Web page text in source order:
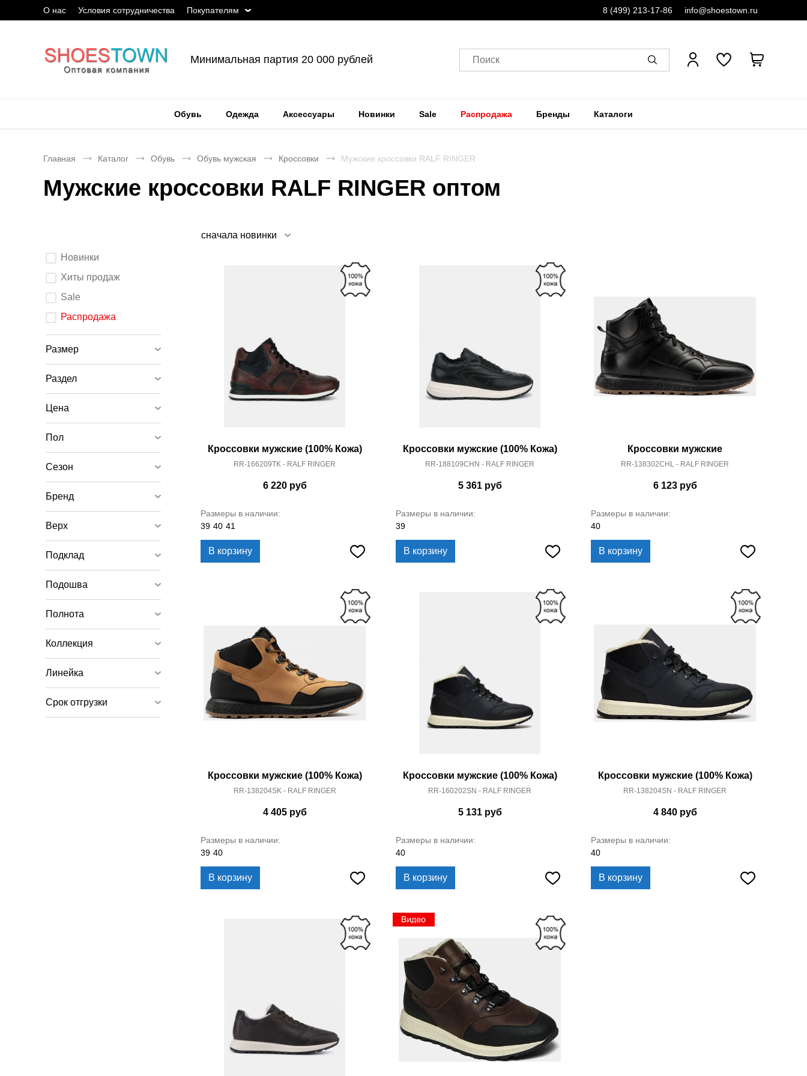
О нас Условия сотрудничества Покупателям 8 (499) 213-17-86 info@shoestown.ru
Минимальная партия 20 000 рублей Поиск
Обувь Одежда Аксессуары Новинки Sale Распродажа Бренды Каталоги
Главная Каталог Обувь Обувь мужская Кроссовки Мужские кроссовки RALF RINGER
Мужские кроссовки RALF RINGER оптом
Выберите
параметры
После
изменения
элемента
ввода
обновится.
Новинки
Хиты продаж
Sale
Распродажа
Размер
Раздел
Цена
Пол
Сезон
Бренд
Верх
Подклад
Подошва
Полнота
Коллекция
Линейка
Срок отгрузки
сначала новинки
Кроссовки мужские (100% Кожа)
RR-166209TK - RALF RINGER
6 220руб
Размеры в наличии:
39 40 41
В корзину
Кроссовки мужские (100% Кожа)
RR-188109CHN - RALF RINGER
5 361руб
Размеры в наличии:
39
В корзину
Кроссовки мужские
RR-138302CHL - RALF RINGER
6 123руб
Размеры в наличии:
40
В корзину
Кроссовки мужские (100% Кожа)
RR-138204SK - RALF RINGER
4 405руб
Размеры в наличии:
39 40
В корзину
Кроссовки мужские (100% Кожа)
RR-160202SN - RALF RINGER
5 131руб
Размеры в наличии:
40
В корзину
Кроссовки мужские (100% Кожа)
RR-138204SN - RALF RINGER
4 840руб
Размеры в наличии:
40
В корзину